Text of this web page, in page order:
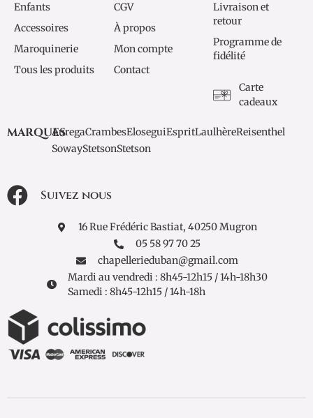
Enfants
Accessoires
Maroquinerie
Tous les produits
CGV
À propos
Mon compte
Contact
Livraison et
retour
Programme de
fidélité
Carte
cadeaux
Suivez nous
16 Rue Frédéric Bastiat, 40250 Mugron
05 58 97 70 25
chapellerieduban@gmail.com
Mardi au vendredi : 8h45-12h15 / 14h-18h30
Samedi : 8h45-12h15 / 14h-18h
MARQUESAuregaCrambesEloseguiEspritLaulhèreReisenthel
SowayStetsonStetson